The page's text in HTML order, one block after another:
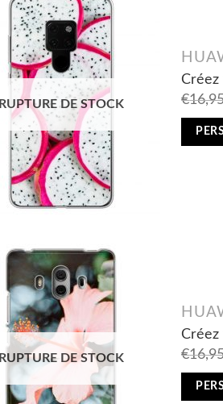
RUPTURE DE STOCK
€
RUPTURE DE STOCK
€